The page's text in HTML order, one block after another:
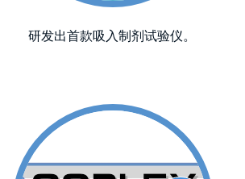
研发出首款吸入制剂试验仪。